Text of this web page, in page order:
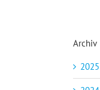
Archiv
2025